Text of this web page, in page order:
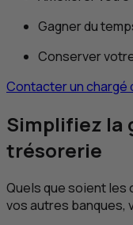
Gagner du
Conserver
Contacter un chargé
Simplifiez la
trésorerie
Quels que soient les
vos autres banques,